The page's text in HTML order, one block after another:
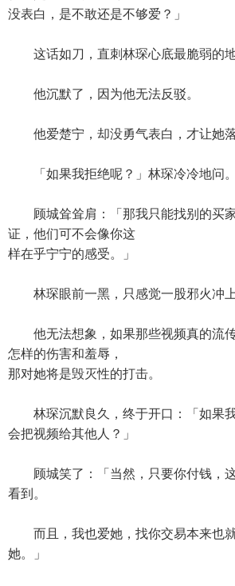
没表白，是不敢还是不够爱？」
这话如刀，直刺林琛心底最脆弱的地
他沉默了，因为他无法反驳。
他爱楚宁，却没勇气表白，才让她落
「如果我拒绝呢？」林琛冷冷地问。
顾城耸耸肩：「那我只能找别的买
证，他们可不会像你这
样在乎宁宁的感受。」
林琛眼前一黑，只感觉一股邪火冲上
他无法想象，如果那些视频真的流
怎样的伤害和羞辱，
那对她将是毁灭性的打击。
林琛沉默良久，终于开口：「如果
会把视频给其他人？」
顾城笑了：「当然，只要你付钱，
看到。
而且，我也爱她，找你交易本来也就
她。」